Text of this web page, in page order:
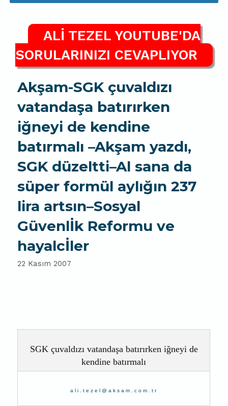
ALİ TEZEL YOUTUBE'DA
SORULARINIZI CEVAPLIYOR
Akşam-SGK çuvaldızı
vatandaşa batırırken
iğneyi de kendine
batırmalı –Akşam yazdı,
SGK düzeltti–Al sana da
süper formül aylığın 237
lira artsın–Sosyal
Güvenlİk Reformu ve
hayalcİler
22 Kasım 2007
SGK çuvaldızı vatandaşa batırırken iğneyi de
kendine batırmalı
ali.tezel@aksam.com.tr